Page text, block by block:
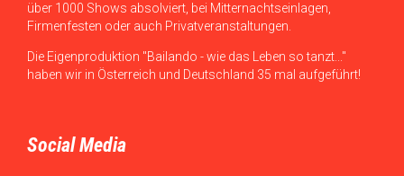
über 1000 Shows absolviert, bei Mitternachtseinlagen,
Firmenfesten oder auch Privatveranstaltungen.
Die Eigenproduktion "Bailando - wie das Leben so tanzt..."
haben wir in Österreich und Deutschland 35 mal aufgeführt!
Social Media